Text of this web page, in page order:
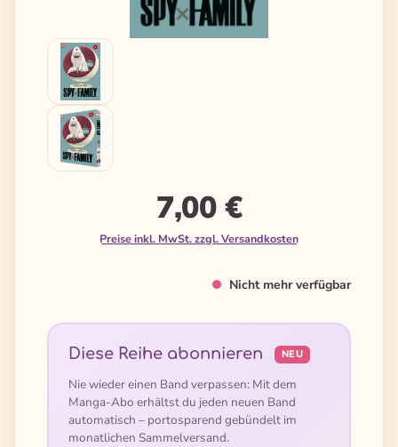
7,00 €
Preise inkl. MwSt. zzgl. Versandkosten
Nicht mehr verfügbar
Diese Reihe abonnieren NEU
Nie wieder einen Band verpassen: Mit dem
Manga-Abo erhältst du jeden neuen Band
automatisch – portosparend gebündelt im
monatlichen Sammelversand.